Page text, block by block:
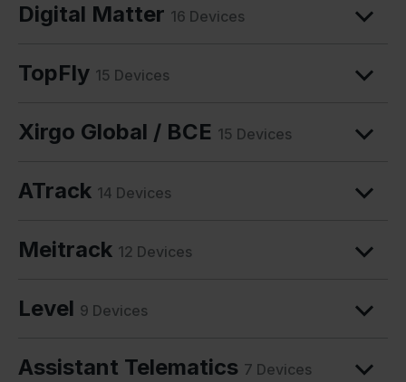
Digital Matter 16 Devices
TopFly 15 Devices
Xirgo Global / BCE 15 Devices
ATrack 14 Devices
Meitrack 12 Devices
Level 9 Devices
Assistant Telematics 7 Devices